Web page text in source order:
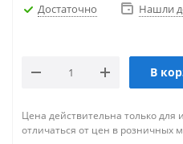
Достаточно Нашли
В
Цена действительна только
отличаться от цен в розничных